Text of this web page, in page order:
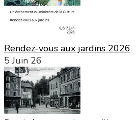
Rendez-vous aux jardins 2026
5 Juin 26